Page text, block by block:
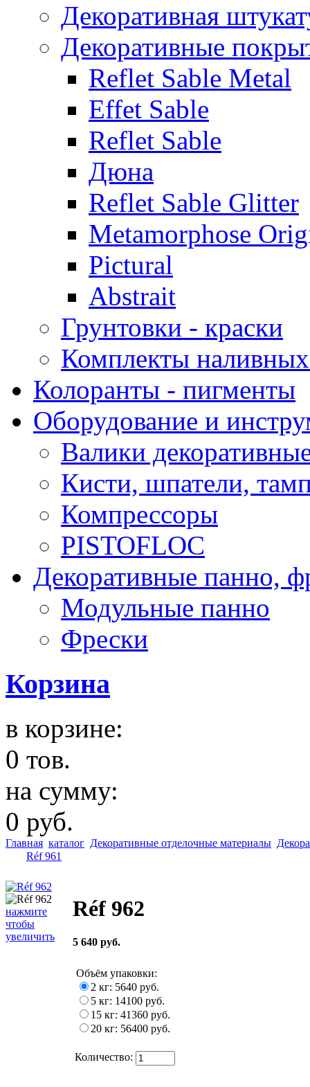
Декоративная
Декоративные
Reflet Sable Metal
Effet Sable
Reflet Sable
Дюна
Reflet Sable Glitter
Metamorphose
Pictural
Abstrait
Грунтовки - краски
Комплекты
Колоранты - пигменты
Оборудование и
Валики
Кисти, шпатели,
Компрессоры
PISTOFLOC
Декоративные панно,
Модульные панно
Фрески
Корзина
в корзине:
0 тов.
на сумму:
0 руб.
Главная каталог Декоративные отделочные материалы
Réf 961
нажмите
чтобы
увеличить
Réf 962
5 640 руб.
Объём упаковки:
2 кг: 5640 руб.
5 кг: 14100 руб.
15 кг: 41360 руб.
20 кг: 56400 руб.
Количество: